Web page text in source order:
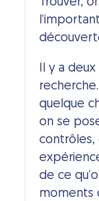
Il y a
quelque
on se
contrôles,
de ce
moments